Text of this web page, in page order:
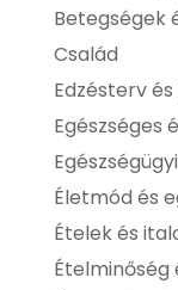
Betegségek
Család
Edzésterv
Egészséges
Életmód és
Ételek és